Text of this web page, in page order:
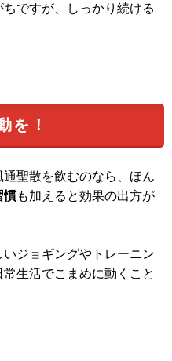
ですが、しっかり続ける
を！
聖散を飲むのなら、ほん
慣も加えると効果の出方が
ジョギングやトレーニン
生活でこまめに動くこと